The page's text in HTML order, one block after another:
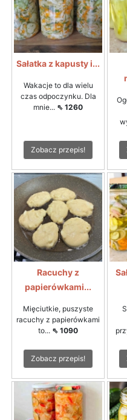
Sałatka z kapusty i...
Wakacje to dla wielu
czas odpoczynku. Dla
mnie... ⇖ 1260
Zobacz przepis!
Racuchy z
papierówkami...
Mięciutkie, puszyste
racuchy z papierówkami
to... ⇖ 1090
Zobacz przepis!